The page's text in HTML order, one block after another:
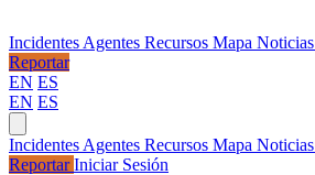
Incidentes Agentes Recursos Mapa Noticias
Reportar
EN ES
EN ES
Incidentes Agentes Recursos Mapa Noticias
ReportarIniciar Sesión